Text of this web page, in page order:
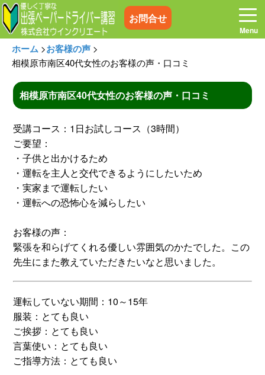
お問合せ
ホーム お電話はこちら
プログラム
お客様の声 コラム&トピックス
出張地域 メディア紹介
簡易補助ブレーキと
は
新着情報
ホーム >お客様の声 >
相模原市南区40代女性のお客様の声・口コミ
相模原市南区40代女性のお客様の声・口コミ
受講コース：1日お試しコース（3時間）
ご要望：
・子供と出かけるため
・運転を主人と交代できるようにしたいため
・実家まで運転したい
・運転への恐怖心を減らしたい
お客様の声：
緊張を和らげてくれる優しい雰囲気のかたでした。この
先生にまた教えていただきたいなと思いました。
運転していない期間：10～15年
服装：とても良い
ご挨拶：とても良い
言葉使い：とても良い
ご指導方法：とても良い